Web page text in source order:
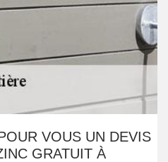
VOUS UN DEVIS
GRATUIT À